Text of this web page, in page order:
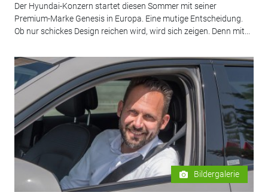
Der Hyundai-Konzern startet diesen Sommer mit seiner
Premium-Marke Genesis in Europa. Eine mutige Entscheidung.
Ob nur schickes Design reichen wird, wird sich zeigen. Denn mit...
Bildergalerie